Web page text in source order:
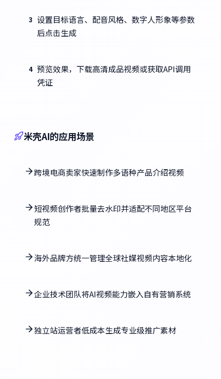
3 设置目标语言、配音风格、数字人形象等参数
后点击生成
4 预览效果，下载高清成品视频或获取API调用
凭证
米壳AI的应用场景
跨境电商卖家快速制作多语种产品介绍视频
短视频创作者批量去水印并适配不同地区平台
规范
海外品牌方统一管理全球社媒视频内容本地化
企业技术团队将AI视频能力嵌入自有营销系统
独立站运营者低成本生成专业级推广素材